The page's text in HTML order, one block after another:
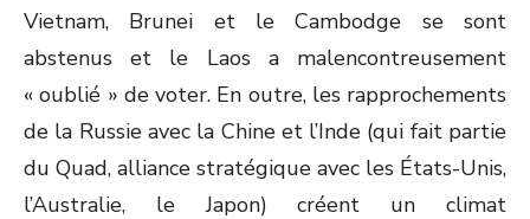
Vietnam, Brunei et le Cambodge se sont
abstenus et le Laos a malencontreusement
« oublié » de voter. En outre, les rapprochements
de la Russie avec la Chine et l’Inde (qui fait partie
du Quad, alliance stratégique avec les États-Unis,
l’Australie, le Japon) créent un climat